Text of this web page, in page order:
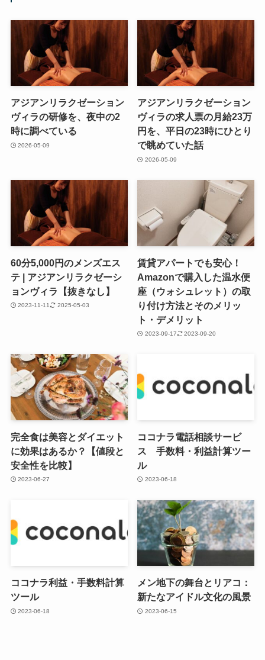
アジアンリラクゼーション
ヴィラの研修を、夜中の2
時に調べている
2026-05-09
アジアンリラクゼーション
ヴィラの求人票の月給23万
円を、平日の23時にひとり
で眺めていた話
2026-05-09
60分5,000円のメンズエス
テ | アジアンリラクゼーシ
ョンヴィラ【抜きなし】
2023-11-11 2025-05-03
賃貸アパートでも安心！
Amazonで購入した温水便
座（ウォシュレット）の取
り付け方法とそのメリッ
ト・デメリット
2023-09-17 2023-09-20
完全食は美容とダイエット
に効果はあるか？【値段と
安全性を比較】
2023-06-27
ココナラ電話相談サービ
ス 手数料・利益計算ツー
ル
2023-06-18
ココナラ利益・手数料計算
ツール
2023-06-18
メン地下の舞台とリアコ：
新たなアイドル文化の風景
2023-06-15